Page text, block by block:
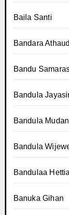
Baila Santi
Bandara
Bandu
Bandula
Bandula
Bandula
Bandulaa
Banuka Gihan